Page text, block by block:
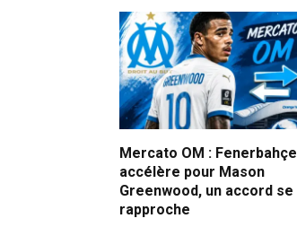
Mercato OM : Fenerbahçe
accélère pour Mason
Greenwood, un accord se
rapproche